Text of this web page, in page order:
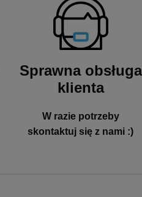
Sprawna obsługa
klienta
W razie potrzeby
skontaktuj się z nami :)